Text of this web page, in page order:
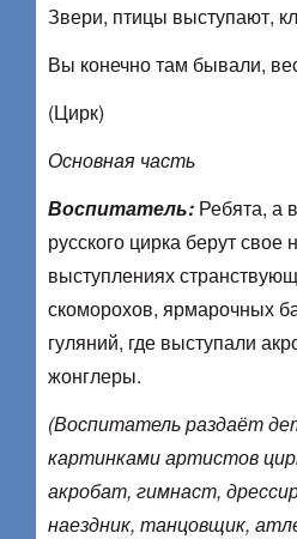
Звери, птицы выступают,
Вы конечно там бывали,
(Цирк)
Основная часть
Воспитатель: Ребята, а
русского цирка берут свое
выступлениях
скоморохов, ярмарочных
гуляний, где выступали
жонглеры.
(Воспитатель раздаёт
картинками артистов
акробат, гимнаст,
наездник, танцовщик,